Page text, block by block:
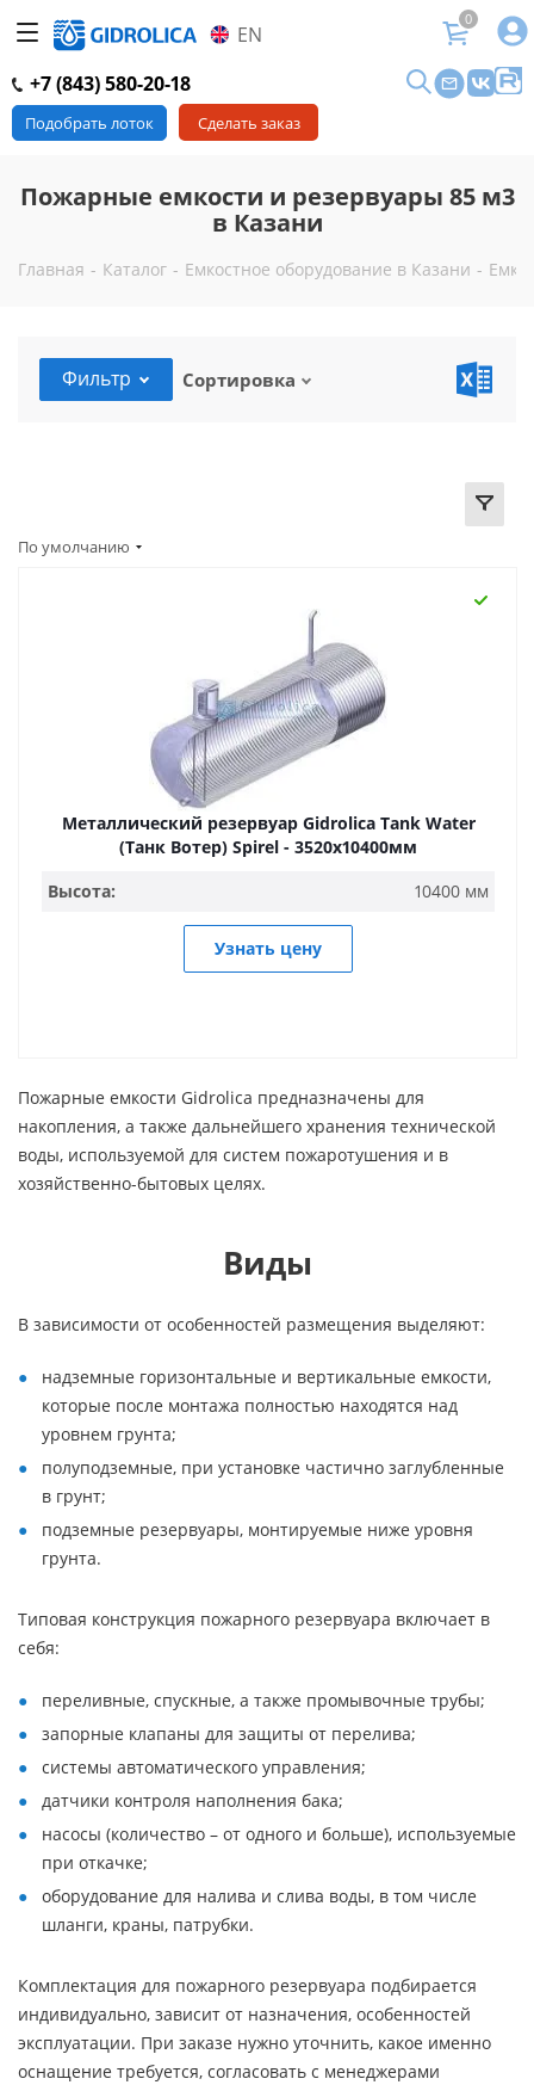
EN
0
+7 (843) 580-20-18
Подобрать лоток Сделать заказ
Пожарные емкости и резервуары 85 м3
в Казани
Главная - Каталог - Емкостное оборудование в Казани -
Фильтр Сортировка
По умолчанию
Металлический резервуар Gidrolica Tank Water
(Танк Вотер) Spirel - 3520х10400мм
Высота:
10400 мм
Узнать цену
Пожарные емкости Gidrolica предназначены для
накопления, а также дальнейшего хранения технической
воды, используемой для систем пожаротушения и в
хозяйственно-бытовых целях.
Виды
В зависимости от особенностей размещения выделяют:
надземные горизонтальные и вертикальные емкости,
которые после монтажа полностью находятся над
уровнем грунта;
полуподземные, при установке частично заглубленные
в грунт;
подземные резервуары, монтируемые ниже уровня
грунта.
Типовая конструкция пожарного резервуара включает в
себя:
переливные, спускные, а также промывочные трубы;
запорные клапаны для защиты от перелива;
системы автоматического управления;
датчики контроля наполнения бака;
насосы (количество – от одного и больше), используемые
при откачке;
оборудование для налива и слива воды, в том числе
шланги, краны, патрубки.
Комплектация для пожарного резервуара подбирается
индивидуально, зависит от назначения, особенностей
эксплуатации. При заказе нужно уточнить, какое именно
оснащение требуется, согласовать с менеджерами